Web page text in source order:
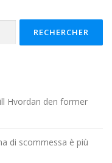
Hvordan den former
di scommessa è più